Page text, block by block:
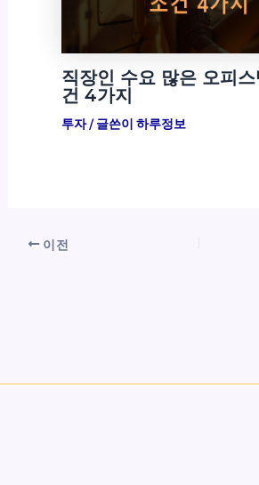
직장인 수요 많은 오피
건 4가지
투자/ 글쓴이 하루정보
이전